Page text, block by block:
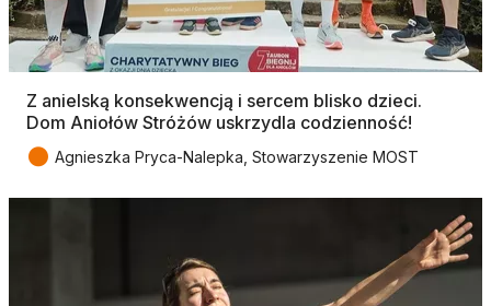
Z anielską konsekwencją i sercem blisko dzieci.
Dom Aniołów Stróżów uskrzydla codzienność!
● Agnieszka Pryca-Nalepka, Stowarzyszenie MOST